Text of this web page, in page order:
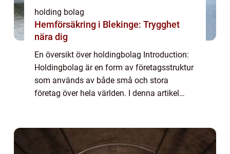
holding bolag
Hemförsäkring i Blekinge: Trygghet
nära dig
En översikt över holdingbolag Introduction:
Holdingbolag är en form av företagsstruktur
som används av både små och stora
företag över hela världen. I denna artikel